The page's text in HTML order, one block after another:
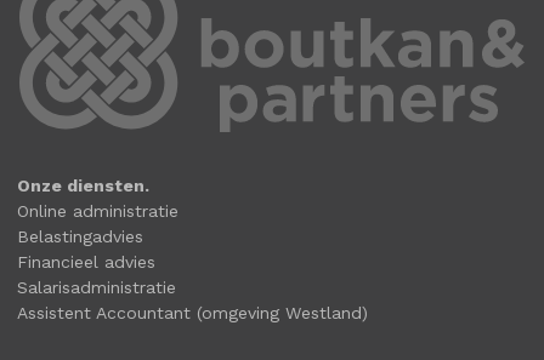
Onze diensten.
Online administratie
Belastingadvies
Financieel advies
Salarisadministratie
Assistent Accountant (omgeving Westland)